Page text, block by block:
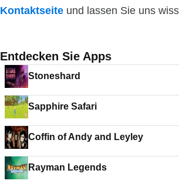
Kontaktseite und lassen Sie uns
Entdecken Sie Apps
Stoneshard
Sapphire Safari
Coffin of Andy and Leyley
Rayman Legends